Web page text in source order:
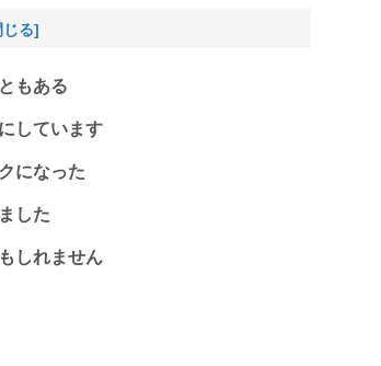
もある
しています
になった
した
しれません